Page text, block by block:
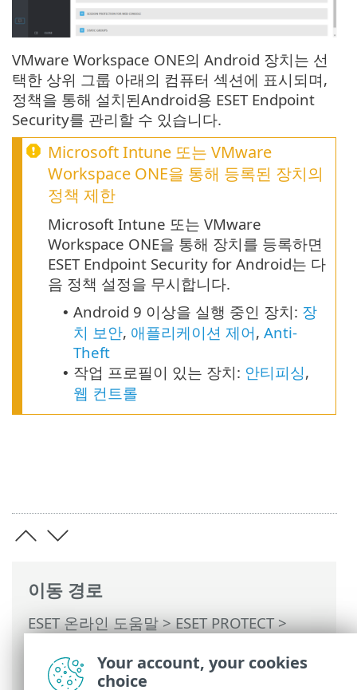
이동 경로
ESET 온라인 도움말>ESET PROTECT>
치 관리> 등록 - 모바일 장치 추가>
VMware Workspace ONE의 Android 장치는 선
택한 상위 그룹 아래의 컴퓨터 섹션에 표시되며,
정책을 통해 설치된Android용 ESET Endpoint
Security를 관리할 수 있습니다.
Microsoft Intune 또는 VMware
Workspace ONE을 통해 등록된 장치의
정책 제한
Microsoft Intune 또는 VMware
Workspace ONE을 통해 장치를 등록하면
ESET Endpoint Security for Android는 다
음 정책 설정을 무시합니다.
• Android 9 이상을 실행 중인 장치: 장
치 보안, 애플리케이션 제어, Anti-
Theft
• 작업 프로필이 있는 장치: 안티피싱,
웹 컨트롤
Your account, your cookies
choice